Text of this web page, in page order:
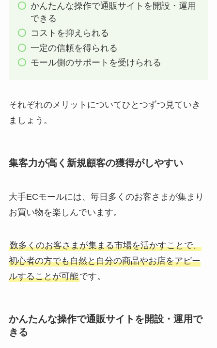
かんたんな操作で通販サイトを開設・運用
できる
コストを抑えられる
一定の信頼を得られる
モール側のサポートを受けられる
それぞれのメリットについてひとつずつ見ていき
ましょう。
集客力が高く新規顧客の獲得がしやすい
大手ECモールには、毎日多くのお客さまが集まり
お買い物を楽しんでいます。
数多くのお客さまが集まる市場を活かすことで、
初心者の方でも自然と自分の商品やお店をアピー
ルすることが可能です。
かんたんな操作で通販サイトを開設・運用で
きる